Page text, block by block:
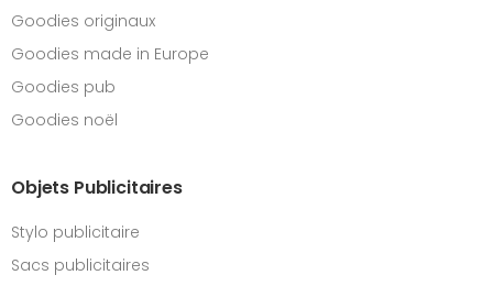
Goodies originaux
Goodies made in Europe
Goodies pub
Goodies noël
Objets Publicitaires
Stylo publicitaire
Sacs publicitaires